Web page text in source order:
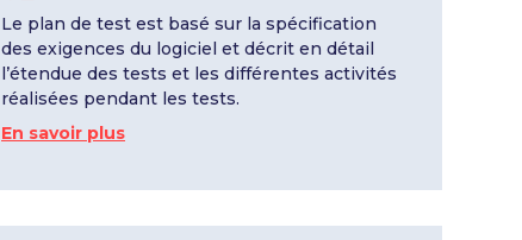
Le plan de test est basé sur la spécification
des exigences du logiciel et décrit en détail
l’étendue des tests et les différentes activités
réalisées pendant les tests.
En savoir plus